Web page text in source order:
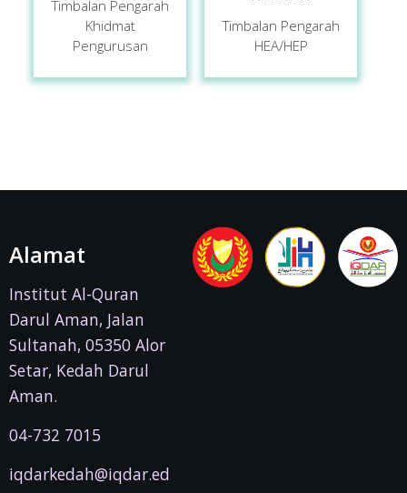
Timbalan Pengarah
Khidmat
Pengurusan
Timbalan Pengarah
HEA/HEP
Alamat
Institut Al-Quran
Darul Aman, Jalan
Sultanah, 05350 Alor
Setar, Kedah Darul
Aman.
04-732 7015
iqdarkedah@iqdar.ed